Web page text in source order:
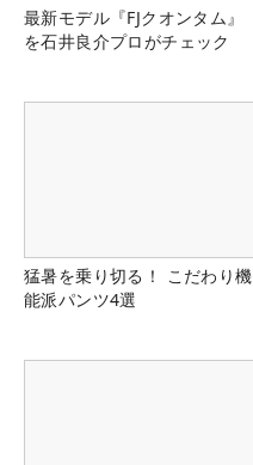
最新モデル『FJクオンタム』
を石井良介プロがチェック
猛暑を乗り切る！ こだわり機
能派パンツ4選